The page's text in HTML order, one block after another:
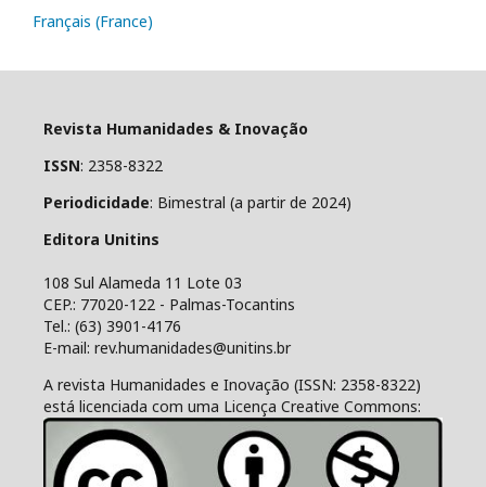
Français (France)
Revista Humanidades & Inovação
ISSN: 2358-8322
Periodicidade: Bimestral (a partir de 2024)
Editora Unitins
108 Sul Alameda 11 Lote 03
CEP.: 77020-122 - Palmas-Tocantins
Tel.: (63) 3901-4176
E-mail: rev.humanidades@unitins.br
A revista Humanidades e Inovação (ISSN: 2358-8322)
está licenciada com uma Licença Creative Commons: